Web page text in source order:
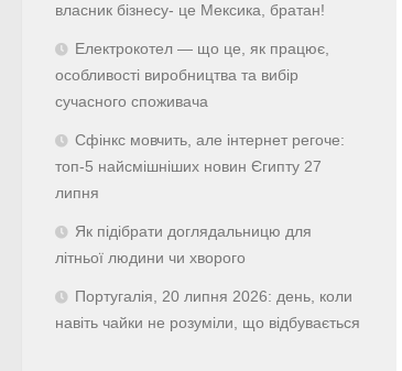
власник бізнесу- це Мексика, братан!
Електрокотел — що це, як працює,
особливості виробництва та вибір
сучасного споживача
Сфінкс мовчить, але інтернет регоче:
топ-5 найсмішніших новин Єгипту 27
липня
Як підібрати доглядальницю для
літньої людини чи хворого
Португалія, 20 липня 2026: день, коли
навіть чайки не розуміли, що відбувається